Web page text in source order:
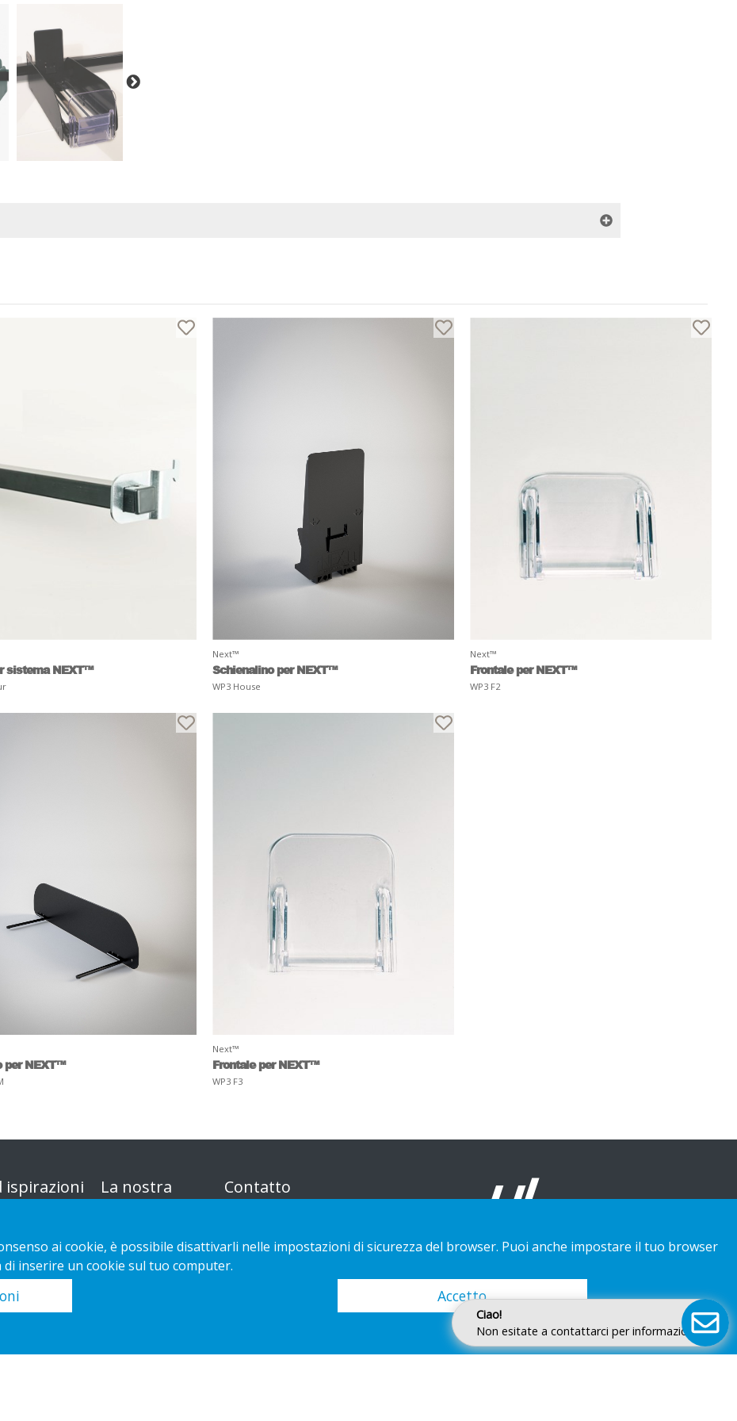
sistema NEXT™
Next™
Schienalino per NEXT™
WP3 House
Next™
Frontale per NEXT™
WP3 F2
per NEXT™
Next™
Frontale per NEXT™
WP3 F3
Ciao!
Non esitate a contattarci per informazioni
ispirazioni
e di
La nostra
offerta
Sustainable Choice
Guide
Contatto
privacy
Cookies
ai cookie, è possibile disattivarli nelle impostazioni di sicurezza del browser. Puoi anche impostare il tuo browser
inserire un cookie sul tuo computer.
Accetto